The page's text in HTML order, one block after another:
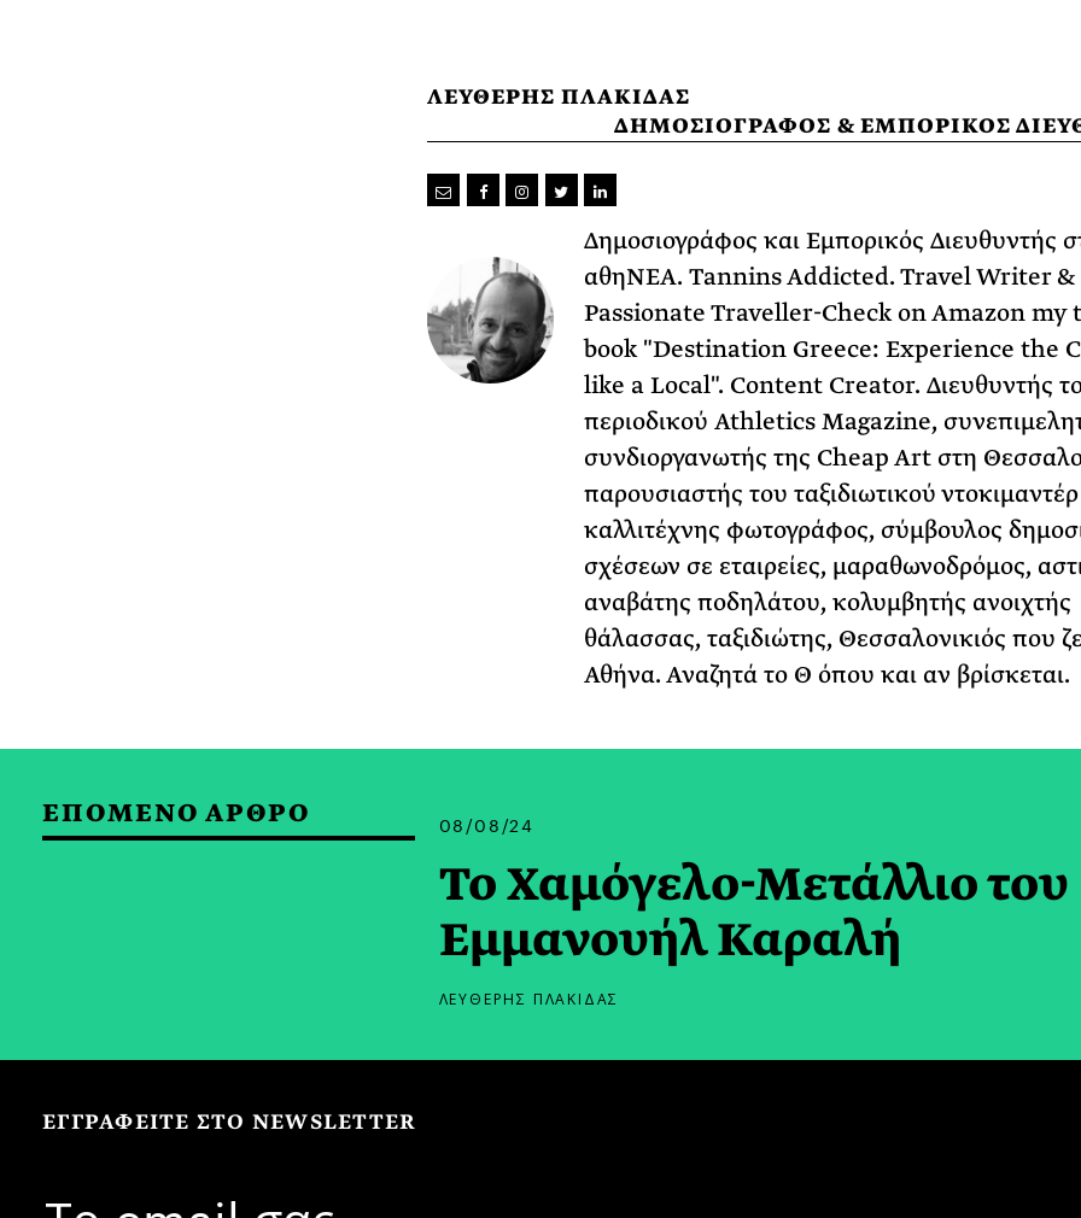
ΛΕΥΘΕΡΗΣ ΠΛΑΚΙΔΑΣ
ΔΗΜΟΣΙΟΓΡΑΦΟΣ & ΕΜΠΟΡΙΚΟΣ
Δημοσιογράφος και Εμπορικός Διευθυντής
αθηΝΕΑ. Tannins Addicted. Travel Writer &
Passionate Traveller-Check on Amazon my
book "Destination Greece: Experience the
like a Local". Content Creator. Διευθυντής
περιοδικού Athletics Magazine,
συνδιοργανωτής της Cheap Art στη
παρουσιαστής του ταξιδιωτικού
καλλιτέχνης φωτογράφος, σύμβουλος
σχέσεων σε εταιρείες, μαραθωνοδρόμος,
αναβάτης ποδηλάτου, κολυμβητής ανοιχτής
θάλασσας, ταξιδιώτης, Θεσσαλονικιός που
Αθήνα. Αναζητά το Θ όπου και αν βρίσκεται.
ΕΠΟΜΕΝΟ ΑΡΘΡΟ 08/08/24
Το Χαμόγελο-Μετάλλιο του
Εμμανουήλ Καραλή
ΛΕΥΘΕΡΗΣ ΠΛΑΚΙΔΑΣ
ΕΓΓΡΑΦΕΙΤΕ ΣΤΟ NEWSLETTER